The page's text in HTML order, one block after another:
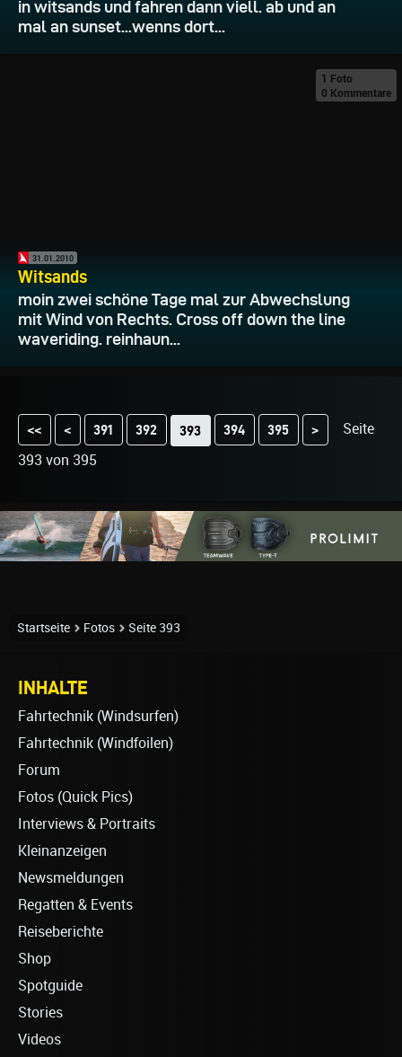
in witsands und fahren dann viell. ab und an
mal an sunset...wenns dort...
1 Foto
0 Kommentare
31.01.2010
Witsands
moin zwei schöne Tage mal zur Abwechslung
mit Wind von Rechts. Cross off down the line
waveriding. reinhaun...
<< < 391 392 393 394 395 >
Seite
393 von 395
Startseite Fotos Seite 393
INHALTE
Fahrtechnik (Windsurfen)
Fahrtechnik (Windfoilen)
Forum
Fotos (Quick Pics)
Interviews & Portraits
Kleinanzeigen
Newsmeldungen
Regatten & Events
Reiseberichte
Shop
Spotguide
Stories
Videos